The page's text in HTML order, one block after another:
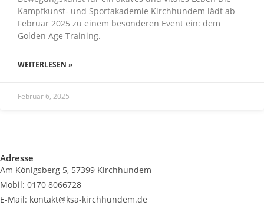
Kampfkunst- und Sportakademie Kirchhundem lädt ab
Februar 2025 zu einem besonderen Event ein: dem
Golden Age Training.
WEITERLESEN »
Februar 6, 2025
Adresse
Am Königsberg 5, 57399 Kirchhundem
Mobil: 0170 8066728
E-Mail: kontakt@ksa-kirchhundem.de